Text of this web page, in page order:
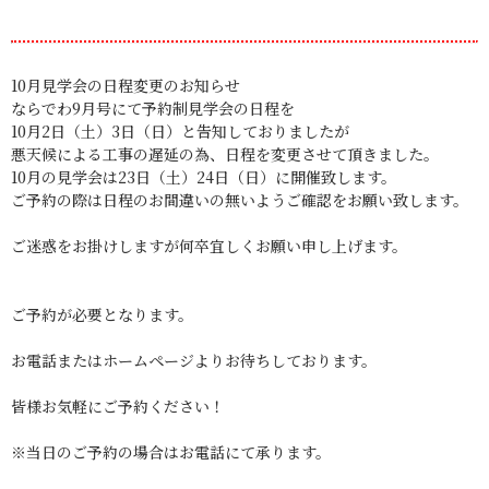
10月見学会の日程変更のお知らせ
ならでわ9月号にて予約制見学会の日程を
10月2日（土）3日（日）と告知しておりましたが
悪天候による工事の遅延の為、日程を変更させて頂きました。
10月の見学会は23日（土）24日（日）に開催致します。
ご予約の際は日程のお間違いの無いようご確認をお願い致します。
ご迷惑をお掛けしますが何卒宜しくお願い申し上げます。
ご予約が必要となります。
お電話またはホームページよりお待ちしております。
皆様お気軽にご予約ください！
※当日のご予約の場合はお電話にて承ります。